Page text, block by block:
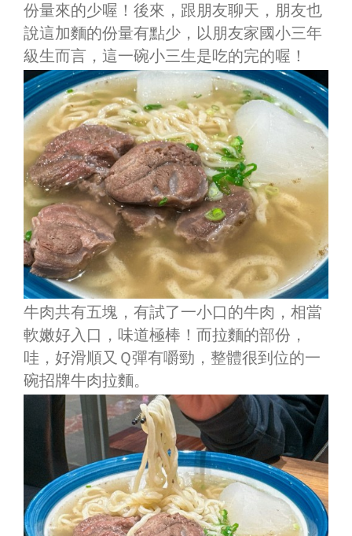
份量來的少喔！後來，跟朋友聊天，朋友也
說這加麵的份量有點少，以朋友家國小三年
級生而言，這一碗小三生是吃的完的喔！
牛肉共有五塊，有試了一小口的牛肉，相當
軟嫩好入口，味道極棒！而拉麵的部份，
哇，好滑順又Ｑ彈有嚼勁，整體很到位的一
碗招牌牛肉拉麵。